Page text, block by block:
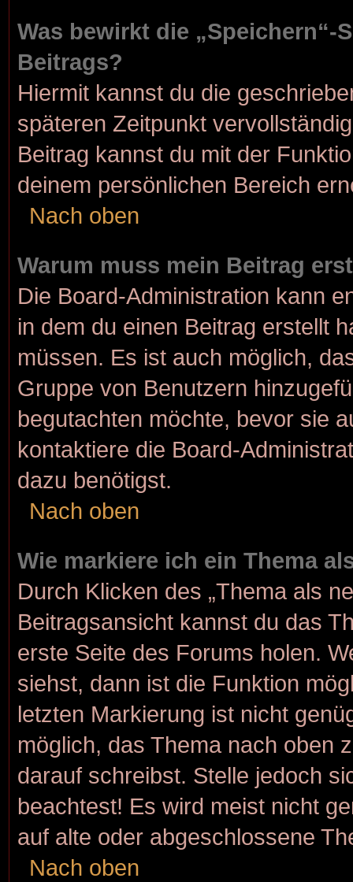
Was bewirkt die „Speichern“-
Beitrags?
Hiermit kannst du die
späteren Zeitpunkt
Beitrag kannst du mit der
deinem persönlichen Bereich
Nach oben
Warum muss mein Beitrag
Die Board-Administration kann
in dem du einen Beitrag erstellt
müssen. Es ist auch möglich,
Gruppe von Benutzern
begutachten möchte, bevor sie
kontaktiere die Board-
dazu benötigst.
Nach oben
Wie markiere ich ein Thema
Durch Klicken des „Thema als
Beitragsansicht kannst du das
erste Seite des Forums holen.
siehst, dann ist die Funktion
letzten Markierung ist nicht
möglich, das Thema nach oben
darauf schreibst. Stelle jedoch
beachtest! Es wird meist nicht
auf alte oder abgeschlossene
Nach oben